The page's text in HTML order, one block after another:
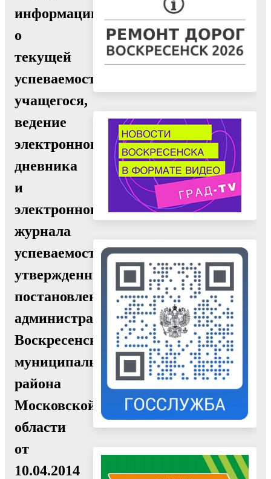
информации
о
текущей
успеваемости
учащегося,
ведение
электронного
дневника
и
электронного
журнала
успеваемости»,
утвержденный
постановлением
администрации
Воскресенского
муниципального
района
Московской
области
от
10.04.2014